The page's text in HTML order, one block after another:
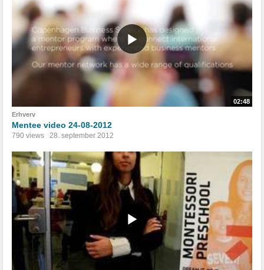
02:48
Erhverv
Mentee video 24-08-2012
790 views 28. september 2012